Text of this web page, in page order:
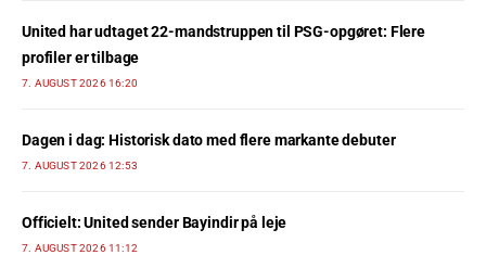
United har udtaget 22-mandstruppen til PSG-opgøret: Flere
profiler er tilbage
7. AUGUST 2026 16:20
Dagen i dag: Historisk dato med flere markante debuter
7. AUGUST 2026 12:53
Officielt: United sender Bayindir på leje
7. AUGUST 2026 11:12